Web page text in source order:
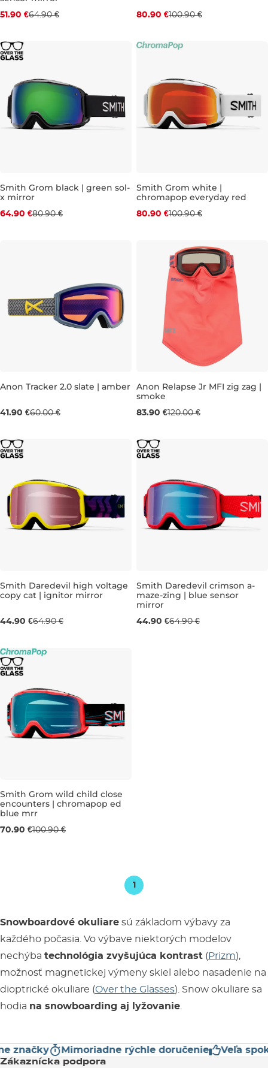
51.90 €64.90 € 80.90 €100.90 €
Smith Grom black | green sol-
x mirror
64.90 €80.90 €
Smith Grom white |
chromapop everyday red
80.90 €100.90 €
Anon Tracker 2.0 slate | amber
41.90 €60.00 €
Anon Relapse Jr MFI zig zag |
smoke
83.90 €120.00 €
Smith Daredevil high voltage
copy cat | ignitor mirror
44.90 €64.90 €
Smith Daredevil crimson a-
maze-zing | blue sensor
mirror
44.90 €64.90 €
Smith Grom wild child close
encounters | chromapop ed
blue mrr
70.90 €100.90 €
1
Snowboardové okuliare sú základom výbavy za
každého počasia. Vo výbave niektorých modelov
nechýba technológia zvyšujúca kontrast ( Prizm),
možnosť magnetickej výmeny skiel alebo nasadenie na
dioptrické okuliare (Over the Glasses). Snow okuliare sa
hodia na snowboarding aj lyžovanie
Mimoriadne rýchle doručenie Veľa
Zákaznícka podpora